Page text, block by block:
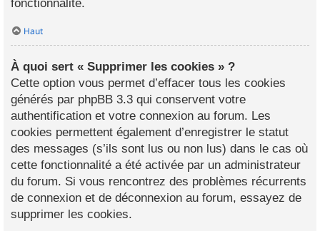
fonctionnalité.
Haut
À quoi sert « Supprimer les cookies » ?
Cette option vous permet d’effacer tous les cookies
générés par phpBB 3.3 qui conservent votre
authentification et votre connexion au forum. Les
cookies permettent également d’enregistrer le statut
des messages (s’ils sont lus ou non lus) dans le cas où
cette fonctionnalité a été activée par un administrateur
du forum. Si vous rencontrez des problèmes récurrents
de connexion et de déconnexion au forum, essayez de
supprimer les cookies.